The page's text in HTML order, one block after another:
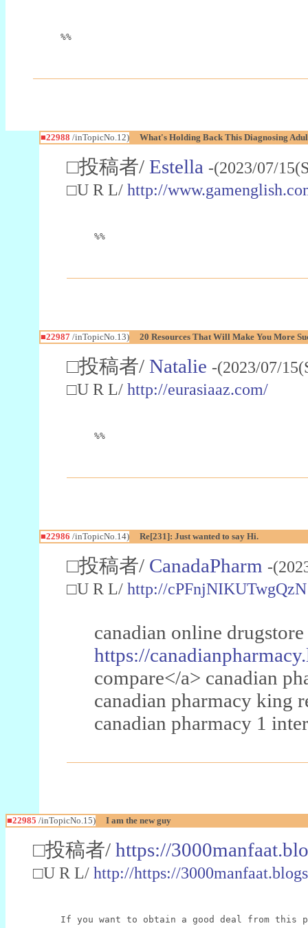
%%
■22988 /inTopicNo.12) What's Holding Back This Diagnosing
□投稿者/ Estella -(2023/07/
□U R L/ http://
%%
■22987/inTopicNo.13) 20 Resources That Will Make You More
□投稿者/ Natalie -(2023/07/
□U R L/ http://eurasiaaz.com/
%%
■22986 /inTopicNo.14) Re[231]: Just wanted to say Hi.
□投稿者/ CanadaPharm -
□U R L/ http://cPFnjNIKUTwgQzN
canadian online
https://
compare</a> canadian
canadian pharmacy king
canadian pharmacy 1
■22985 /inTopicNo.15) I am the new guy
□投稿者/ https://
□U R L/ http://https://
If you want to obtain a good deal from this